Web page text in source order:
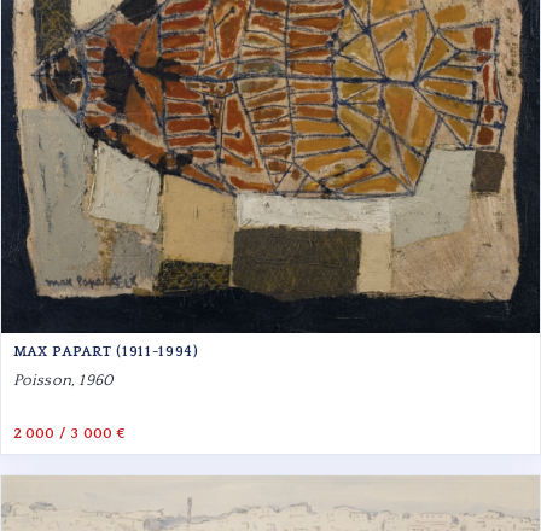
MAX PAPART (1911-1994)
Poisson, 1960
2 000 / 3 000 €